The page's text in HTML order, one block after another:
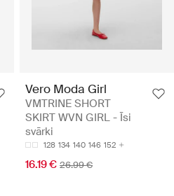
Vero Moda Girl
VMTRINE SHORT
SKIRT WVN GIRL - Īsi
svārki
128 134 140 146 152
16.19 € 26.99 €